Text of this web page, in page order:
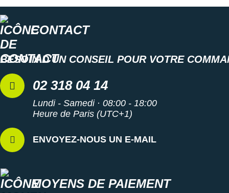
CONTACT
BESOIN D'UN CONSEIL POUR VOTRE
02 318 04 14
Lundi - Samedi · 08:00 - 18:00
Heure de Paris (UTC+1)
ENVOYEZ-NOUS UN E-MAIL
MOYENS DE PAIEMENT